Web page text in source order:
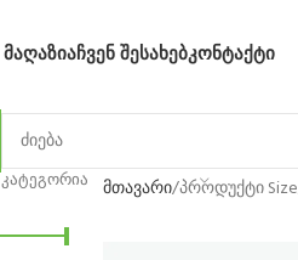
ᲛᲐᲦᲐᲖᲘᲐᲩᲕᲔᲜ ᲨᲔᲡᲐᲮᲔᲑᲙᲝᲜᲢᲐᲥᲢᲘ
ᲙᲐᲢᲔᲒᲝᲠᲘᲐ
მთავარი პროდუქტი Size